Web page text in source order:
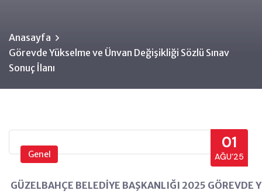
Anasayfa
Görevde Yükselme ve Ünvan Değişikliği Sözlü Sınav
Sonuç İlanı
01
AĞU’25
Genel
GÜZELBAHÇE BELEDİYE BAŞKANLIĞI 2025 GÖREVDE